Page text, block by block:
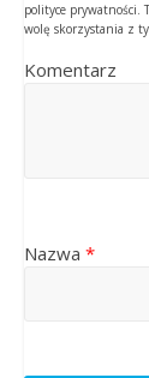
polityce prywatności.
wolę skorzystania z
Komentarz
Nazwa *